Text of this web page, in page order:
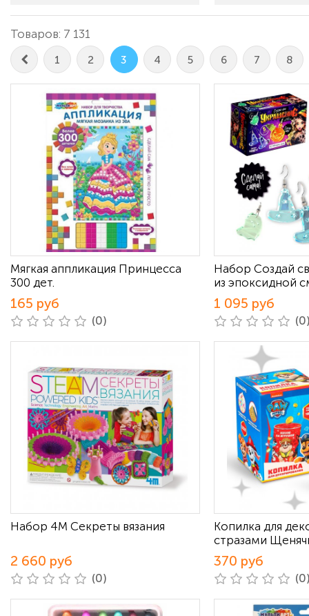
Товаров: 7 131
1 2 3 4 5 6 7 8
Мягкая аппликация Принцесса
300 дет.
165 руб
(0)
Набор Создай
из эпоксидной
1 095 руб
Набор 4М Секреты вязания
2 660 руб
(0)
Копилка для
стразами
370 руб